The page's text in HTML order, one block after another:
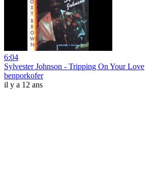
6:04
Sylvester Johnson - Tripping On Your Love
benporkofer
il y a 12 ans